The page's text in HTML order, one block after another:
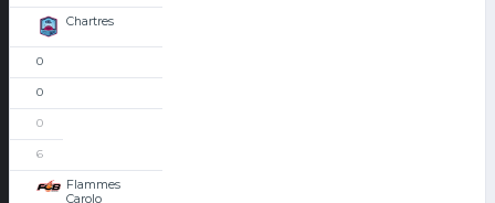
Chartres
0
0
0
6
Flammes
Carolo